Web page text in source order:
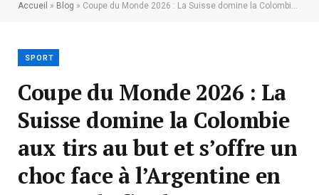
Accueil » Blog » Coupe du Monde 2026 : La Suisse domine la Colombie aux tirs au but et s’offre un choc face à l’Argentine en quarts de finale
SPORT
Coupe du Monde 2026 : La
Suisse domine la Colombie
aux tirs au but et s’offre un
choc face à l’Argentine en